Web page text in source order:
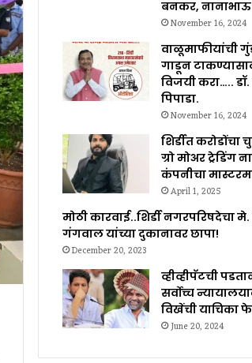
बनकर,
November 16, 2024
वाळूमाफीयांची
गाडून
विजयी करा….. डॉ.
पिपाडा.
November 16, 2024
शिर्डीत करोडोंचा
ग्रो मोअर ट्रेडिंग
कंपनीचा
April 1, 2025
मोठी कारवाई..शिर्डी नगरपरिषदेचा
गंगवाल यांच्या दुकानावर छापा!
December 20, 2023
व्हीव्हीपॅटची
सर्वोच्च
विखेंची याचिका
June 20, 2024